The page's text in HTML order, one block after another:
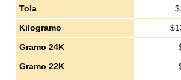
Tola
$
Kilogramo
$
Gramo 24K
Gramo 22K